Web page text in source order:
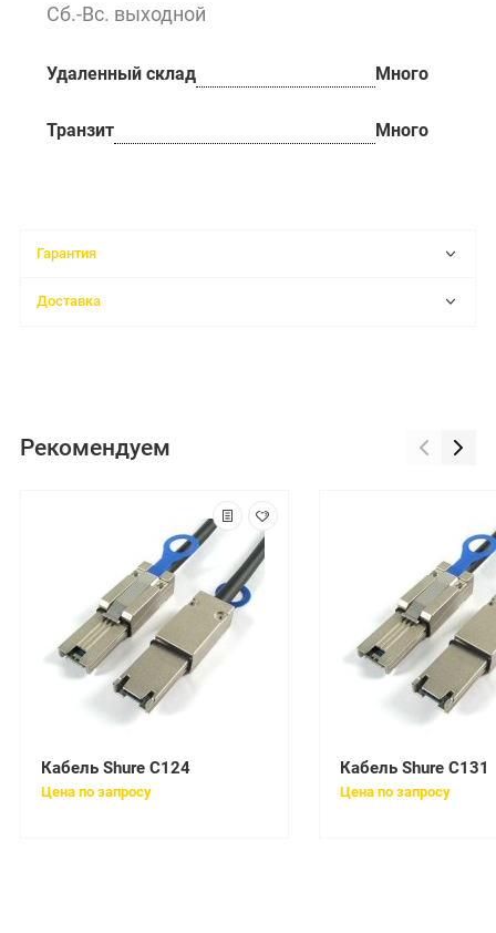
Сб.-Вс. выходной
Удаленный склад Много
Транзит Много
Гарантия
Доставка
Рекомендуем
Кабель Shure C124
Цена по запросу
Кабель Shure C131
Цена по запросу